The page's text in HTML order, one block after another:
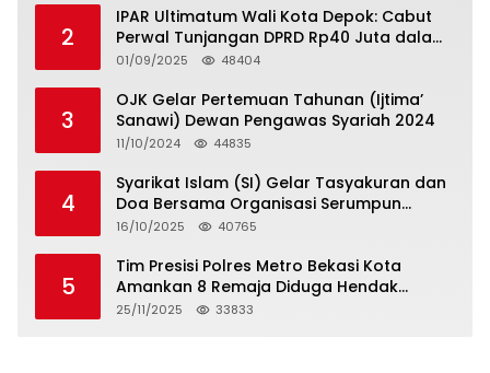
2
IPAR Ultimatum Wali Kota Depok: Cabut
Perwal Tunjangan DPRD Rp40 Juta dalam
5 Hari atau Hadapi Aksi Rakyat
01/09/2025 48404
3
OJK Gelar Pertemuan Tahunan (Ijtima’
Sanawi) Dewan Pengawas Syariah 2024
11/10/2024 44835
4
Syarikat Islam (SI) Gelar Tasyakuran dan
Doa Bersama Organisasi Serumpun
Syarikat Islam Doa
16/10/2025 40765
5
Tim Presisi Polres Metro Bekasi Kota
Amankan 8 Remaja Diduga Hendak
Tawuran
25/11/2025 33833